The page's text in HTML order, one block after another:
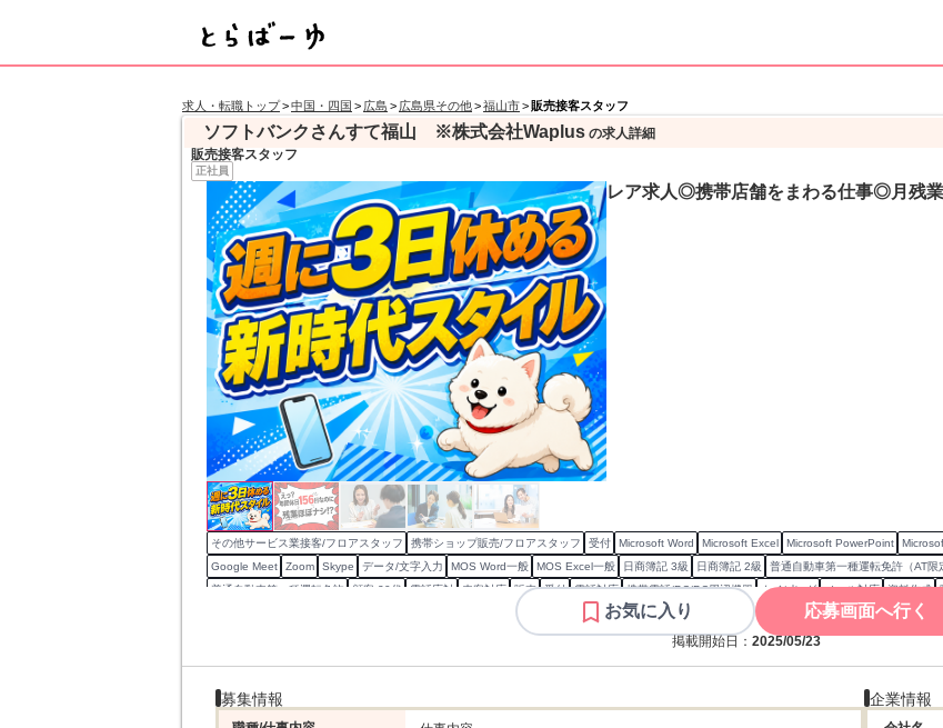
求人・転職トップ>中国・四国 > 広島 > 広島県その他>福山市> 販売接客スタッフ
ソフトバンクさんすて福山 ※株式会社Waplus の求人詳細
販売接客スタッフ
正社員
レア求人◎携帯店舗をまわる仕事◎月残
その他サービス業接客/フロアスタッフ 携帯ショップ販売/フロアスタッフ 受付 Microsoft Word Microsoft Excel Microsoft PowerPoint
Google Meet
Zoom Skype データ/文字入力 MOS Word一般 MOS Excel一般 日商簿記 3級 日商簿記 2級 普通自動車第一種運転免許（AT限
普通自動車第一種運転免許
顧客 20代 電話応対 来客対応 販売 受付 電話対応 携帯電話/PC/PC周辺機器 タイピング メール対応 資料作成
売場作り
お気に入り 応募画面へ行く
掲載開始日： 2025/05/23
募集情報 企業情報